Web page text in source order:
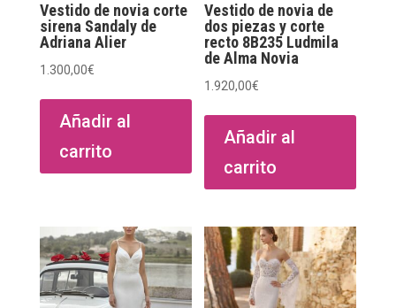
Vestido de novia corte
sirena Sandaly de
Adriana Alier
1.300,00€
Añadir al
carrito
Vestido de novia de
dos piezas y corte
recto 8B235 Ludmila
de Alma Novia
1.920,00€
Añadir al
carrito